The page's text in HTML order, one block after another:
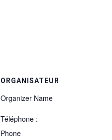
ORGANISATEUR
Organizer Name
Téléphone :
Phone